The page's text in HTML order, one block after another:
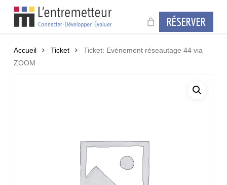
content
RÉSERVER
Accueil Ticket
Ticket: Evénement réseautage 44 via
ZOOM